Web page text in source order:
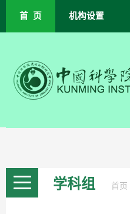
首 页 机构设置
学科组 首页